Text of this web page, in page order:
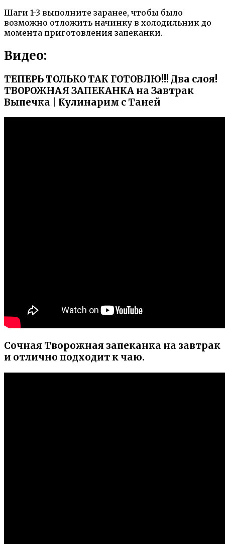
Шаги 1-3 выполните заранее, чтобы было
возможно отложить начинку в холодильник до
момента приготовления запеканки.
Видео:
ТЕПЕРЬ ТОЛЬКО ТАК ГОТОВЛЮ!!! Два слоя!
ТВОРОЖНАЯ ЗАПЕКАНКА на Завтрак
Выпечка | Кулинарим с Таней
Сочная Творожная запеканка на завтрак
и отлично подходит к чаю.